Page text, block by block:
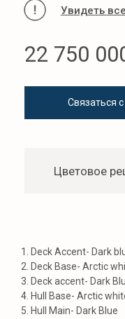
Ширина
1. Deck Accent- Dark
2. Deck Base- Arctic
3. Deck accent- Dark
4. Hull Base- Arctic
5. Hull Main- Dark Blue